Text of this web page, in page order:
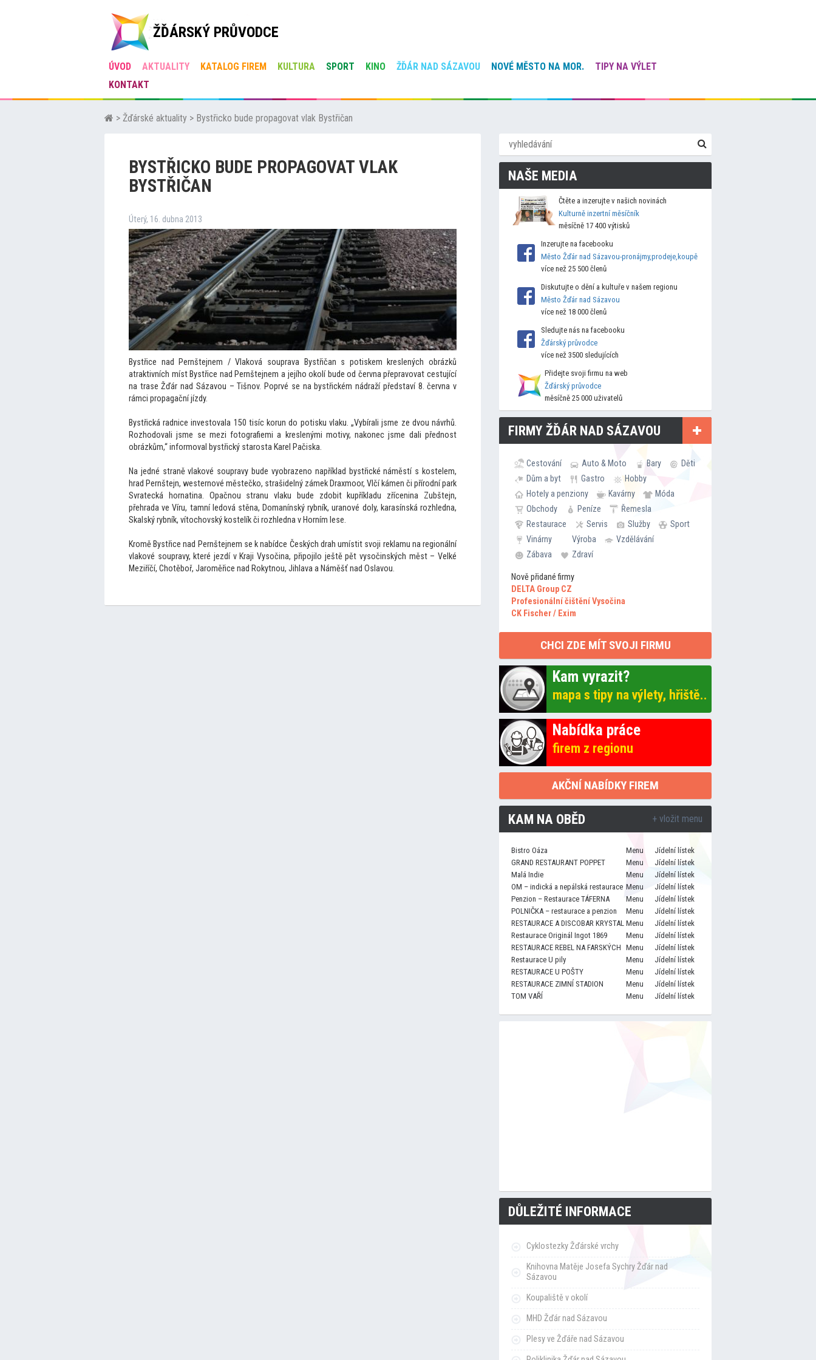
ŽĎÁRSKÝ PRŮVODCE
ÚVOD AKTUALITY KATALOG FIREM KULTURA SPORT KINO ŽĎÁR NAD SÁZAVOU NOVÉ MĚSTO NA MOR.
TIPY NA VÝLET
KONTAKT
> Žďárské aktuality > Bystřicko bude propagovat vlak Bystřičan
BYSTŘICKO BUDE PROPAGOVAT VLAK
BYSTŘIČAN
Úterý, 16. dubna 2013
Bystřice nad Pernštejnem / Vlaková souprava Bystřičan s potiskem kreslených obrázků
atraktivních míst Bystřice nad Pernštejnem a jejího okolí bude od června přepravovat cestující
na trase Žďár nad Sázavou – Tišnov. Poprvé se na bystřickém nádraží představí 8. června v
rámci propagační jízdy.
Bystřická radnice investovala 150 tisíc korun do potisku vlaku. „Vybírali jsme ze dvou návrhů.
Rozhodovali jsme se mezi fotografiemi a kreslenými motivy, nakonec jsme dali přednost
obrázkům,“ informoval bystřický starosta Karel Pačiska.
Na jedné straně vlakové soupravy bude vyobrazeno například bystřické náměstí s kostelem,
hrad Pernštejn, westernové městečko, strašidelný zámek Draxmoor, Vlčí kámen či přírodní park
Svratecká hornatina. Opačnou stranu vlaku bude zdobit kupříkladu zřícenina Zubštejn,
přehrada ve Víru, tamní ledová stěna, Domanínský rybník, uranové doly, karasínská rozhledna,
Skalský rybník, vítochovský kostelík či rozhledna v Horním lese.
Kromě Bystřice nad Pernštejnem se k nabídce Českých drah umístit svoji reklamu na regionální
vlakové soupravy, které jezdí v Kraji Vysočina, připojilo ještě pět vysočinských měst – Velké
Meziříčí, Chotěboř, Jaroměřice nad Rokytnou, Jihlava a Náměšť nad Oslavou.
NAŠE MEDIA
Čtěte a inzerujte v našich novinách
Kulturně inzertní měsíčník
měsíčně 17 400 výtisků
Inzerujte na facebooku
Město Žďár nad Sázavou-pronájmy,prodeje,koupě
více než 25 500 členů
Diskutujte o dění a kultuře v našem regionu
Město Žďár nad Sázavou
více než 18 000 členů
Sledujte nás na facebooku
Žďárský průvodce
více než 3500 sledujících
Přidejte svoji firmu na web
Žďárský průvodce
měsíčně 25 000 uživatelů
FIRMY ŽĎÁR NAD SÁZAVOU
Cestování Auto & Moto Bary
Děti
Dům a byt
Gastro
Hobby
Hotely a penziony
Kavárny
Móda
Obchody
Peníze
Řemesla
Restaurace
Servis Služby
Sport
Vinárny
Výroba
Vzdělávání
Zábava
Zdraví
Nově přidané firmy
DELTA Group CZ
Profesionální čištění Vysočina
CK Fischer / Exim
CHCI ZDE MÍT SVOJI FIRMU
Kam vyrazit?
mapa s tipy na výlety, hřiště..
Nabídka práce
firem z regionu
AKČNÍ NABÍDKY FIREM
KAM NA OBĚD + vložit menu
Bistro Oáza Menu
Jídelní lístek
GRAND RESTAURANT POPPET
Menu
Jídelní lístek
Malá Indie
Menu
Jídelní lístek
OM – indická a nepálská restaurace Menu
Jídelní lístek
Penzion – Restaurace TÁFERNA
Menu
Jídelní lístek
POLNIČKA – restaurace a penzion
Menu
Jídelní lístek
RESTAURACE A DISCOBAR KRYSTAL Menu
Jídelní lístek
Restaurace Originál Ingot 1869
Menu
Jídelní lístek
RESTAURACE REBEL NA FARSKÝCH Menu
Jídelní lístek
Restaurace U pily
Menu
Jídelní lístek
RESTAURACE U POŠTY
Menu
Jídelní lístek
RESTAURACE ZIMNÍ STADION
Menu
Jídelní lístek
TOM VAŘÍ
Menu Jídelní lístek
DŮLEŽITÉ INFORMACE
Cyklostezky Žďárské vrchy
Knihovna Matěje Josefa Sychry Žďár nad
Sázavou
Koupaliště v okolí
MHD Žďár nad Sázavou
Plesy ve Žďáře nad Sázavou